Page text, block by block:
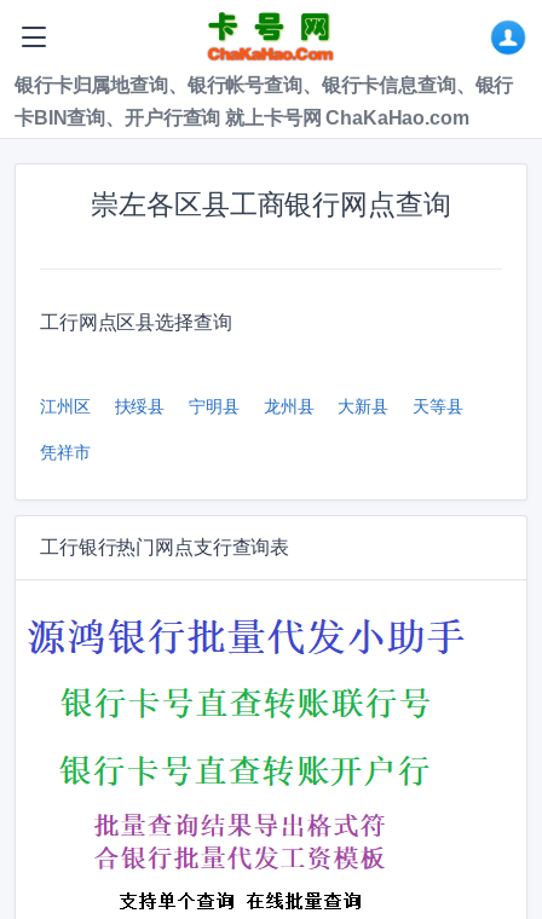
银行卡归属地查询、银行帐号查询、银行卡信息查询、银行
卡BIN查询、开户行查询 就上卡号网 ChaKaHao.com
崇左各区县工商银行网点查询
工行网点区县选择查询
江州区 扶绥县 宁明县 龙州县 大新县 天等县
凭祥市
工行银行热门网点支行查询表